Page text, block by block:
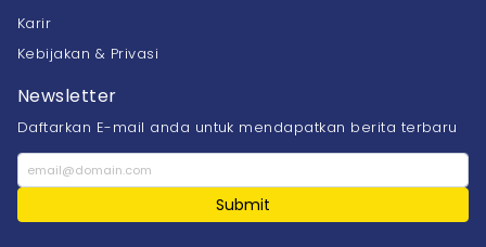
Karir
Kebijakan & Privasi
Newsletter
Daftarkan E-mail anda untuk mendapatkan berita terbaru
Submit